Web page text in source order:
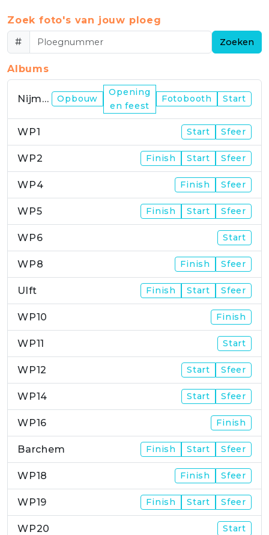
Zoek foto's van jouw ploeg
#
Zoeken
Albums
Nijmegen Opbouw
Opening
en feest
Fotobooth Start
WP1 Start Sfeer
WP2 Finish Start Sfeer
WP4 Finish Sfeer
WP5 Finish Start Sfeer
WP6 Start
WP8 Finish Sfeer
Ulft Finish Start Sfeer
WP10 Finish
WP11 Start
WP12 Start Sfeer
WP14 Start Sfeer
WP16 Finish
Barchem Finish Start Sfeer
WP18 Finish Sfeer
WP19 Finish Start Sfeer
WP20 Start